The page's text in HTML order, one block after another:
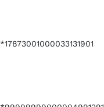
*17873001000033131901